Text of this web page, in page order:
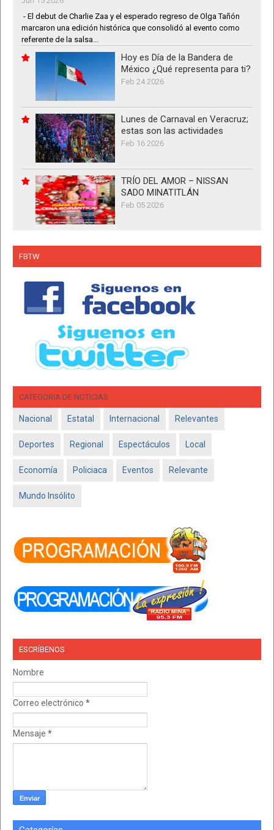
- El debut de Charlie Zaa y el esperado regreso de Olga Tañón
marcaron una edición histórica que consolidó al evento como
referente de la salsa...
Hoy es Día de la Bandera de
México ¿Qué representa para ti?
Feb 24 2026
Lunes de Carnaval en Veracruz;
estas son las actividades
Feb 16 2026
TRÍO DEL AMOR – NISSAN
SADO MINATITLÁN
Feb 05 2026
FBTW
CATEGORIA DE NOTICIAS
Nacional Estatal Internacional Relevantes
Deportes Regional Espectáculos Local
Economía Policiaca Eventos Relevante
Mundo Insólito
ESCRÍBENOS
Nombre
Correo electrónico *
Mensaje *